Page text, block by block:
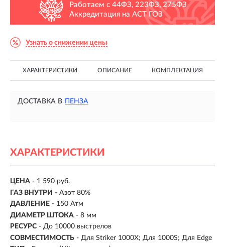
Работаем с 44ФЗ, 223ФЗ, 275ФЗ
Аккредитация на АСТ ГОЗ
Узнать о снижении цены
ХАРАКТЕРИСТИКИ ОПИСАНИЕ КОМПЛЕКТАЦИЯ
ДОСТАВКА В ПЕНЗА
ХАРАКТЕРИСТИКИ
ЦЕНА - 1 590 руб.
ГАЗ ВНУТРИ - Азот 80%
ДАВЛЕНИЕ - 150 Атм
ДИАМЕТР ШТОКА - 8 мм
РЕСУРС - До 10000 выстрелов
СОВМЕСТИМОСТЬ - Для Striker 1000X; Для 1000S; Для Edge